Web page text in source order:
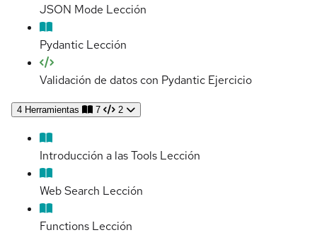
JSON Mode Lección
Pydantic Lección
Validación de datos con Pydantic Ejercicio
4 Herramientas 7 2
Introducción a las Tools Lección
Web Search Lección
Functions Lección